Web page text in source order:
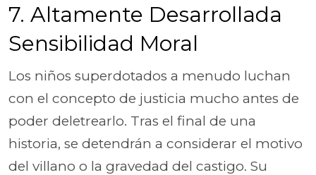
7. Altamente Desarrollada
Sensibilidad Moral
Los niños superdotados a menudo luchan
con el concepto de justicia mucho antes de
poder deletrearlo. Tras el final de una
historia, se detendrán a considerar el motivo
del villano o la gravedad del castigo. Su